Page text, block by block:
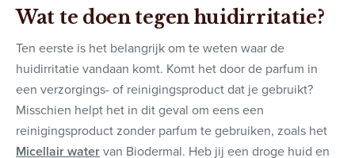
Wat te doen tegen huidirritatie?
Ten eerste is het belangrijk om te weten waar de
huidirritatie vandaan komt. Komt het door de parfum in
een verzorgings- of reinigingsproduct dat je gebruikt?
Misschien helpt het in dit geval om eens een
reinigingsproduct zonder parfum te gebruiken, zoals het
Micellair watervan Biodermal. Heb jij een droge huid en